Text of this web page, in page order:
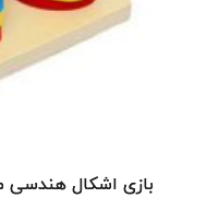
بازی اشکال هندسی